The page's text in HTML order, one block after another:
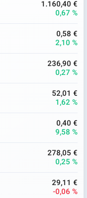
1.160,40 €
0,67 %
0,58 €
2,10 %
236,90 €
0,27 %
52,01 €
1,62 %
0,40 €
9,58 %
278,05 €
0,25 %
29,11 €
-0,06 %